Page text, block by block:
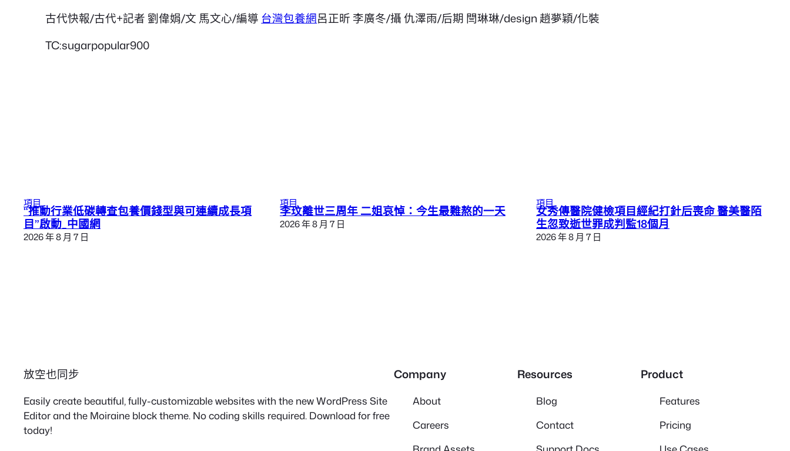
古代快報/古代+記者 劉偉娟/文 馬文心/編導 台灣包養網呂正昕 李廣冬/攝 仇澤雨/后期 閆琳琳/design 趙夢穎/化裝
TC:sugarpopular900
項目
“推動行業低碳轉查包養價錢型與可連續成長項
目”啟動_中國網
2026 年 8 月 7 日
項目
李玟離世三周年 二姐哀悼：今生最難熬的一天
2026 年 8 月 7 日
項目
女秀傳醫院健檢項目經紀打針后喪命 醫美醫陌
生忽致逝世罪成判監18個月
2026 年 8 月 7 日
放空也同步
Easily create beautiful, fully-customizable websites with the new WordPress Site
Editor and the Moiraine block theme. No coding skills required. Download for free
today!
Company
About
Careers
Resources
Blog
Contact
Product
Features
Pricing